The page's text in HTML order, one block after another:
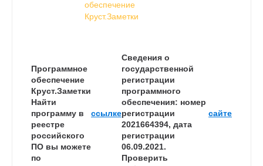
Программное
обеспечение
Круст.Заметки
Найти
программу в
реестре
российского
ПО вы можете
по
ссылке
Сведения о
государственной
регистрации
программного
обеспечения: номер
регистрации
2021664394, дата
регистрации
06.09.2021.
Проверить
сайте